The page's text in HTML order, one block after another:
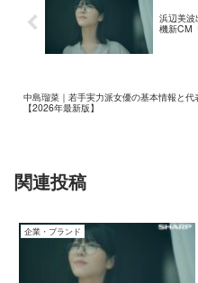
浜辺美波
機新CM
中島瑠菜｜若手実力派女優の基本情報と代
【2026年最新版】
関連投稿
企業・ブランド